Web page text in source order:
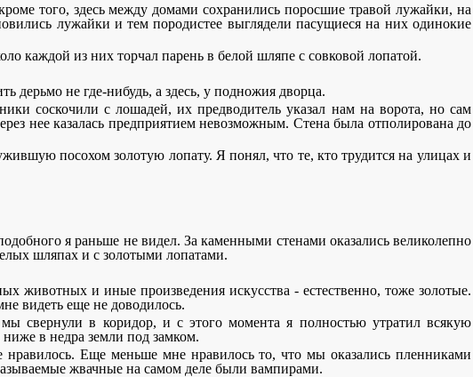
того, здесь между домами сохранились поросшие травой лужайки, на
лужайки и тем породистее выглядели пасущиеся на них одинокие
каждой из них торчал парень в белой шляпе с совковой лопатой.
дерьмо не где-нибудь, а здесь, у подножия дворца.
соскочили с лошадей, их предводитель указал нам на ворота, но сам
нее казалась предприятием невозможным. Стена была отполирована до
посохом золотую лопату. Я понял, что те, кто трудится на улицах и
я раньше не видел. За каменными стенами оказались великолепно
шляпах и с золотыми лопатами.
животных и иные произведения искусства - естественно, тоже золотые.
видеть еще не доводилось.
свернули в коридор, и с этого момента я полностью утратил всякую
в недра земли под замком.
Еще меньше мне нравилось то, что мы оказались пленниками
жвачные на самом деле были вампирами.